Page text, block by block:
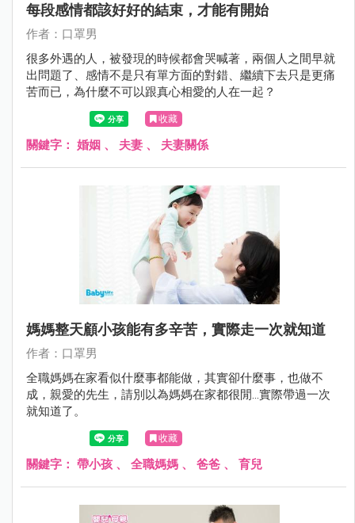
每段感情都該好好的結束，才能有開始
作者：口罩男
很多外遇的人，被發現的時候都會哭喊著，兩個人之間早就
出問題了、感情不是只有單方面的對錯、繼續下去只是更痛
苦而已，為什麼不可以跟真心相愛的人在一起？
收藏
關鍵字： 婚姻 、 夫妻 、 夫妻關係
媽媽整天顧小孩能有多辛苦，實際走一次就知道
作者：口罩男
全職媽媽在家看似什麼事都能做，其實卻什麼事，也做不
成，親愛的先生，請別以為媽媽在家都很閒...實際帶過一次
就知道了。
收藏
關鍵字： 帶小孩 、 全職媽媽 、 爸爸 、 育兒